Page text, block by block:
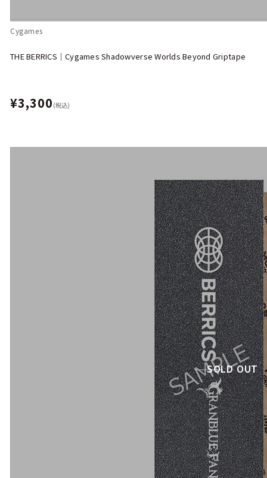
Cygames
THE BERRICS｜Cygames Shadowverse Worlds Beyond Griptape
¥3,300 (税込)
SOLD OUT